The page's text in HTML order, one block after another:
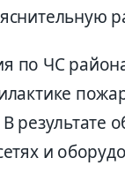
по ЧС
результате
и